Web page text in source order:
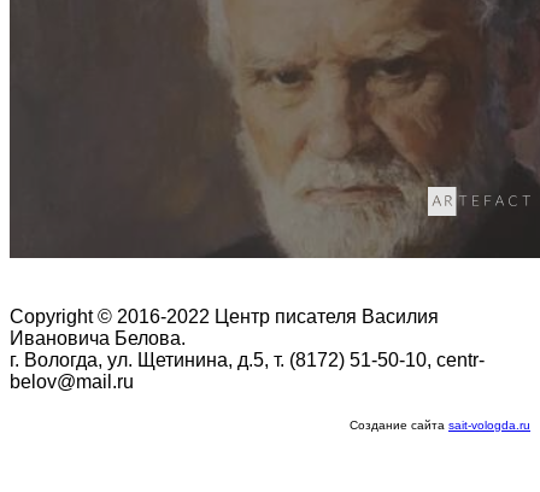
Copyright © 2016-2022 Центр писателя Василия
Ивановича Белова.
г. Вологда, ул. Щетинина, д.5, т. (8172) 51-50-10, centr-
belov@mail.ru
Создание сайта sait-vologda.ru